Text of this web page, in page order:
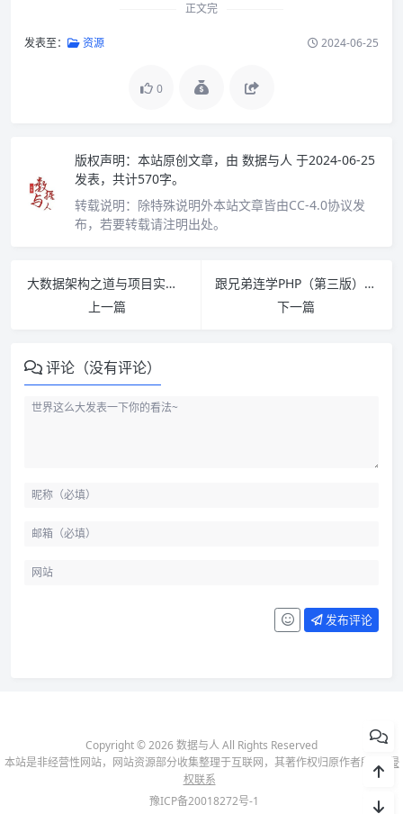
正文完
发表至： 资源 2024-06-25
0
版权声明： 本站原创文章，由 数据与人 于2024-06-25
发表，共计570字。
转载说明： 除特殊说明外本站文章皆由CC-4.0协议发
布，若要转载请注明出处。
大数据架构之道与项目实战 PDF下载
上一篇
跟兄弟连学PHP（第三版） PDF下载
下一篇
评论（没有评论）
发布评论
Copyright © 2026 数据与人 All Rights Reserved
本站是非经营性网站，网站资源部分收集整理于互联网，其著作权归原作者所有-
侵
权联系
豫ICP备20018272号-1